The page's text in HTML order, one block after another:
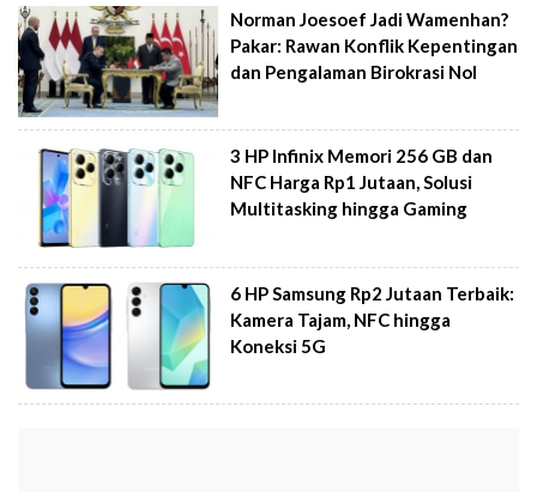
Norman Joesoef Jadi Wamenhan?
Pakar: Rawan Konflik Kepentingan
dan Pengalaman Birokrasi Nol
3 HP Infinix Memori 256 GB dan
NFC Harga Rp1 Jutaan, Solusi
Multitasking hingga Gaming
6 HP Samsung Rp2 Jutaan Terbaik:
Kamera Tajam, NFC hingga
Koneksi 5G